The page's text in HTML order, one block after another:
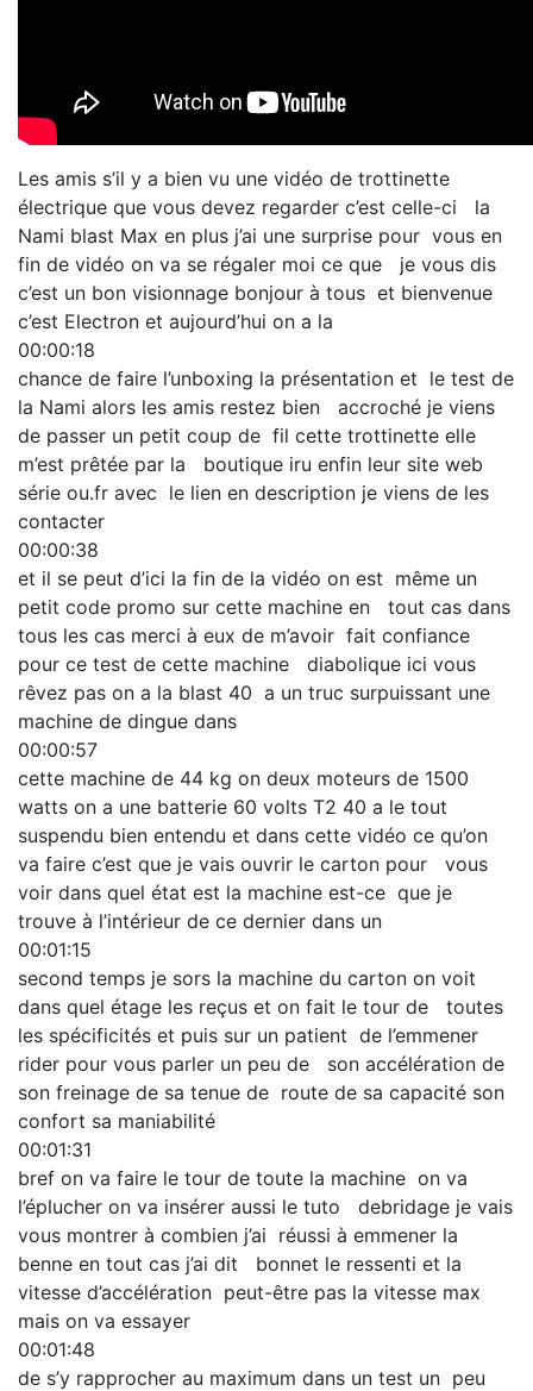
Les amis s’il y a bien vu une vidéo de trottinette
électrique que vous devez regarder c’est celle-ci la
Nami blast Max en plus j’ai une surprise pour vous en
fin de vidéo on va se régaler moi ce que je vous dis
c’est un bon visionnage bonjour à tous et bienvenue
c’est Electron et aujourd’hui on a la
00:00:18
chance de faire l’unboxing la présentation et le test de
la Nami alors les amis restez bien accroché je viens
de passer un petit coup de fil cette trottinette elle
m’est prêtée par la boutique iru enfin leur site web
série ou.fr avec le lien en description je viens de les
contacter
00:00:38
et il se peut d’ici la fin de la vidéo on est même un
petit code promo sur cette machine en tout cas dans
tous les cas merci à eux de m’avoir fait confiance
pour ce test de cette machine diabolique ici vous
rêvez pas on a la blast 40 a un truc surpuissant une
machine de dingue dans
00:00:57
cette machine de 44 kg on deux moteurs de 1500
watts on a une batterie 60 volts T2 40 a le tout
suspendu bien entendu et dans cette vidéo ce qu’on
va faire c’est que je vais ouvrir le carton pour vous
voir dans quel état est la machine est-ce que je
trouve à l’intérieur de ce dernier dans un
00:01:15
second temps je sors la machine du carton on voit
dans quel étage les reçus et on fait le tour de toutes
les spécificités et puis sur un patient de l’emmener
rider pour vous parler un peu de son accélération de
son freinage de sa tenue de route de sa capacité son
confort sa maniabilité
00:01:31
bref on va faire le tour de toute la machine on va
l’éplucher on va insérer aussi le tuto debridage je vais
vous montrer à combien j’ai réussi à emmener la
benne en tout cas j’ai dit bonnet le ressenti et la
vitesse d’accélération peut-être pas la vitesse max
mais on va essayer
00:01:48
de s’y rapprocher au maximum dans un test un peu